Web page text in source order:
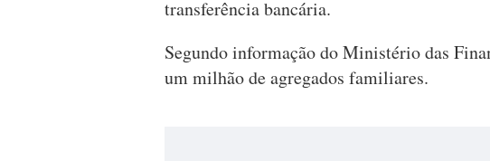
transferência bancária.
Segundo informação do Ministério das
um milhão de agregados familiares.